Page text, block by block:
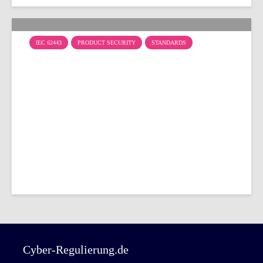
IEC 62443 PRODUCT SECURITY STANDARDS
Cyber-Regulierung.de